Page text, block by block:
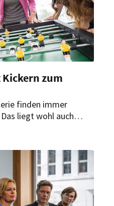
zum
finden immer
liegt wohl auch
schmackhaft?